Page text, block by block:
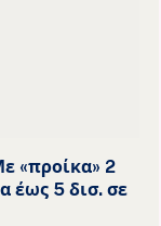
«προίκα» 2
έως 5 δισ. σε